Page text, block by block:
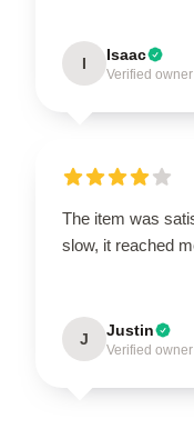
I Isaac
Verified owner
The item was
slow, it reached
J Justin
Verified owner